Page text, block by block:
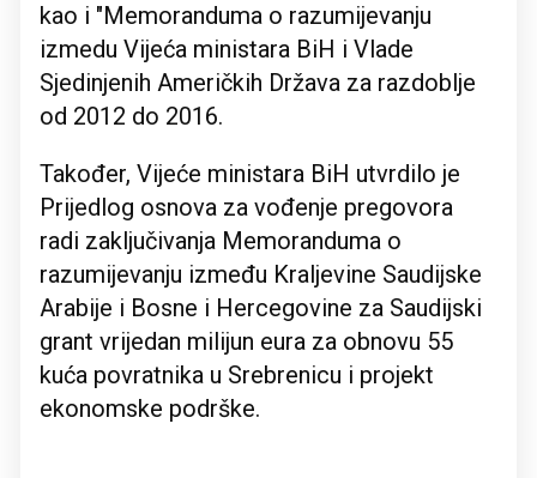
kao i "Memoranduma o razumijevanju
izmedu Vijeća ministara BiH i Vlade
Sjedinjenih Američkih Država za razdoblje
od 2012 do 2016.
Također, Vijeće ministara BiH utvrdilo je
Prijedlog osnova za vođenje pregovora
radi zaključivanja Memoranduma o
razumijevanju između Kraljevine Saudijske
Arabije i Bosne i Hercegovine za Saudijski
grant vrijedan milijun eura za obnovu 55
kuća povratnika u Srebrenicu i projekt
ekonomske podrške.